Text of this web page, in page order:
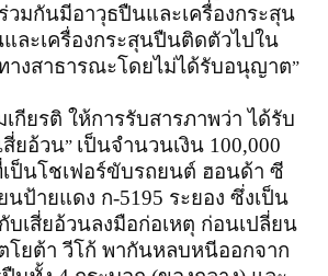
ร่วมกันมีอาวุธปืนและเครื่องกระสุน
ละเครื่องกระสุนปืนติดตัวไปใน
างสาธารณะโดยไม่ได้รับอนุญาต”
กียรติ ให้การรับสารภาพว่า ได้รับ
สี่ยอ้วน” เป็นจำนวนเงิน 100,000
ป็นโชเฟอร์ขับรถยนต์ ฮอนด้า ซี
นป้ายแดง ก-5195 ระยอง ซึ่งเป็น
บเสี่ยอ้วนลงมือก่อเหตุ ก่อนเปลี่ยน
โยต้า วีโก้ พากันหลบหนีออกจาก